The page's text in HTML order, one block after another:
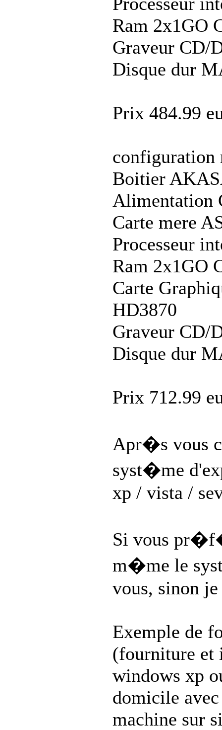
Ram 2x1GO
Graveur CD/
Disque dur
Prix 484.99
configuration
Boitier
Alimentation
Carte mere
Processeur
Ram 2x1GO
Carte
HD3870
Graveur CD/
Disque dur
Prix 712.99
Apr�s vous
syst�me
xp / vista /
Si vous
m�me le
vous, sinon
Exemple de
(fourniture et
windows xp
domicile
machine sur